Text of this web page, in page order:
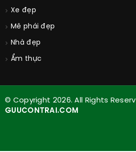
Xe đẹp
Mê phái đẹp
Nhà đẹp
Ẩm thực
© Copyright 2026. All Rights
GUUCONTRAI.COM